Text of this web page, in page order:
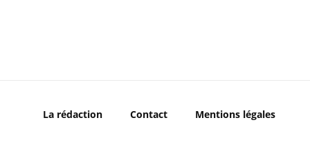
La rédaction Contact Mentions légales